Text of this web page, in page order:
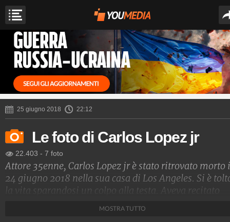
25 giugno 2018 22:12
Le foto di Carlos Lopez jr
22.403 - 7 foto
Attore 35enne, Carlos Lopez jr è stato ritrovato morto
24 giugno 2018 nella sua casa di Los Angeles. Si è
la vita sparandosi un colpo alla testa. Aveva recitato
MOSTRA TUTTO